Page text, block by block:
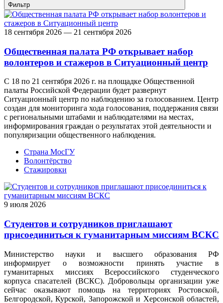
Фильтр
18 сентября 2026 — 21 сентября 2026
Общественная палата РФ открывает набор
волонтеров и стажеров в Ситуационный центр
С 18 по 21 сентября 2026 г. на площадке Общественной
палаты Российской Федерации будет развернут
Ситуационный центр по наблюдению за голосованием. Центр
создан для мониторинга хода голосования, поддержания связи
с региональными штабами и наблюдателями на местах,
информирования граждан о результатах этой деятельности и
популяризации общественного наблюдения.
Страна МосГУ
Волонтёрство
Стажировки
9 июля 2026
Студентов и сотрудников приглашают
присоединиться к гуманитарным миссиям ВСКС
Министерство науки и высшего образования РФ
информирует о возможности принять участие в
гуманитарных миссиях Всероссийского студенческого
корпуса спасателей (ВСКС). Добровольцы организации уже
сейчас оказывают помощь на территориях Ростовской,
Белгородской, Курской, Запорожской и Херсонской областей,